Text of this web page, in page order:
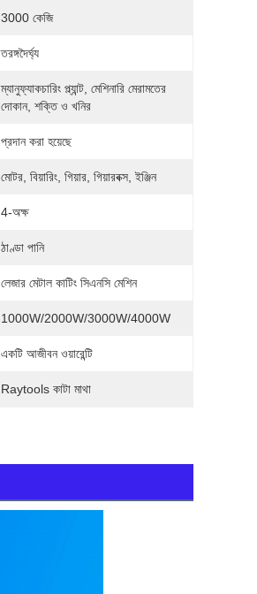
3000 কেজি
তরঙ্গদৈর্ঘ্য
ম্যানুফ্যাকচারিং প্ল্যান্ট, মেশিনারি মেরামতের
দোকান, শক্তি ও খনির
প্রদান করা হয়েছে
মোটর, বিয়ারিং, গিয়ার, গিয়ারবক্স, ইঞ্জিন
4-অক্ষ
ঠাণ্ডা পানি
লেজার মেটাল কাটিং সিএনসি মেশিন
1000W/2000W/3000W/4000W
একটি আজীবন ওয়ারেন্টি
Raytools কাটা মাথা